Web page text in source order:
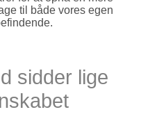
til både vores egen
sidder lige